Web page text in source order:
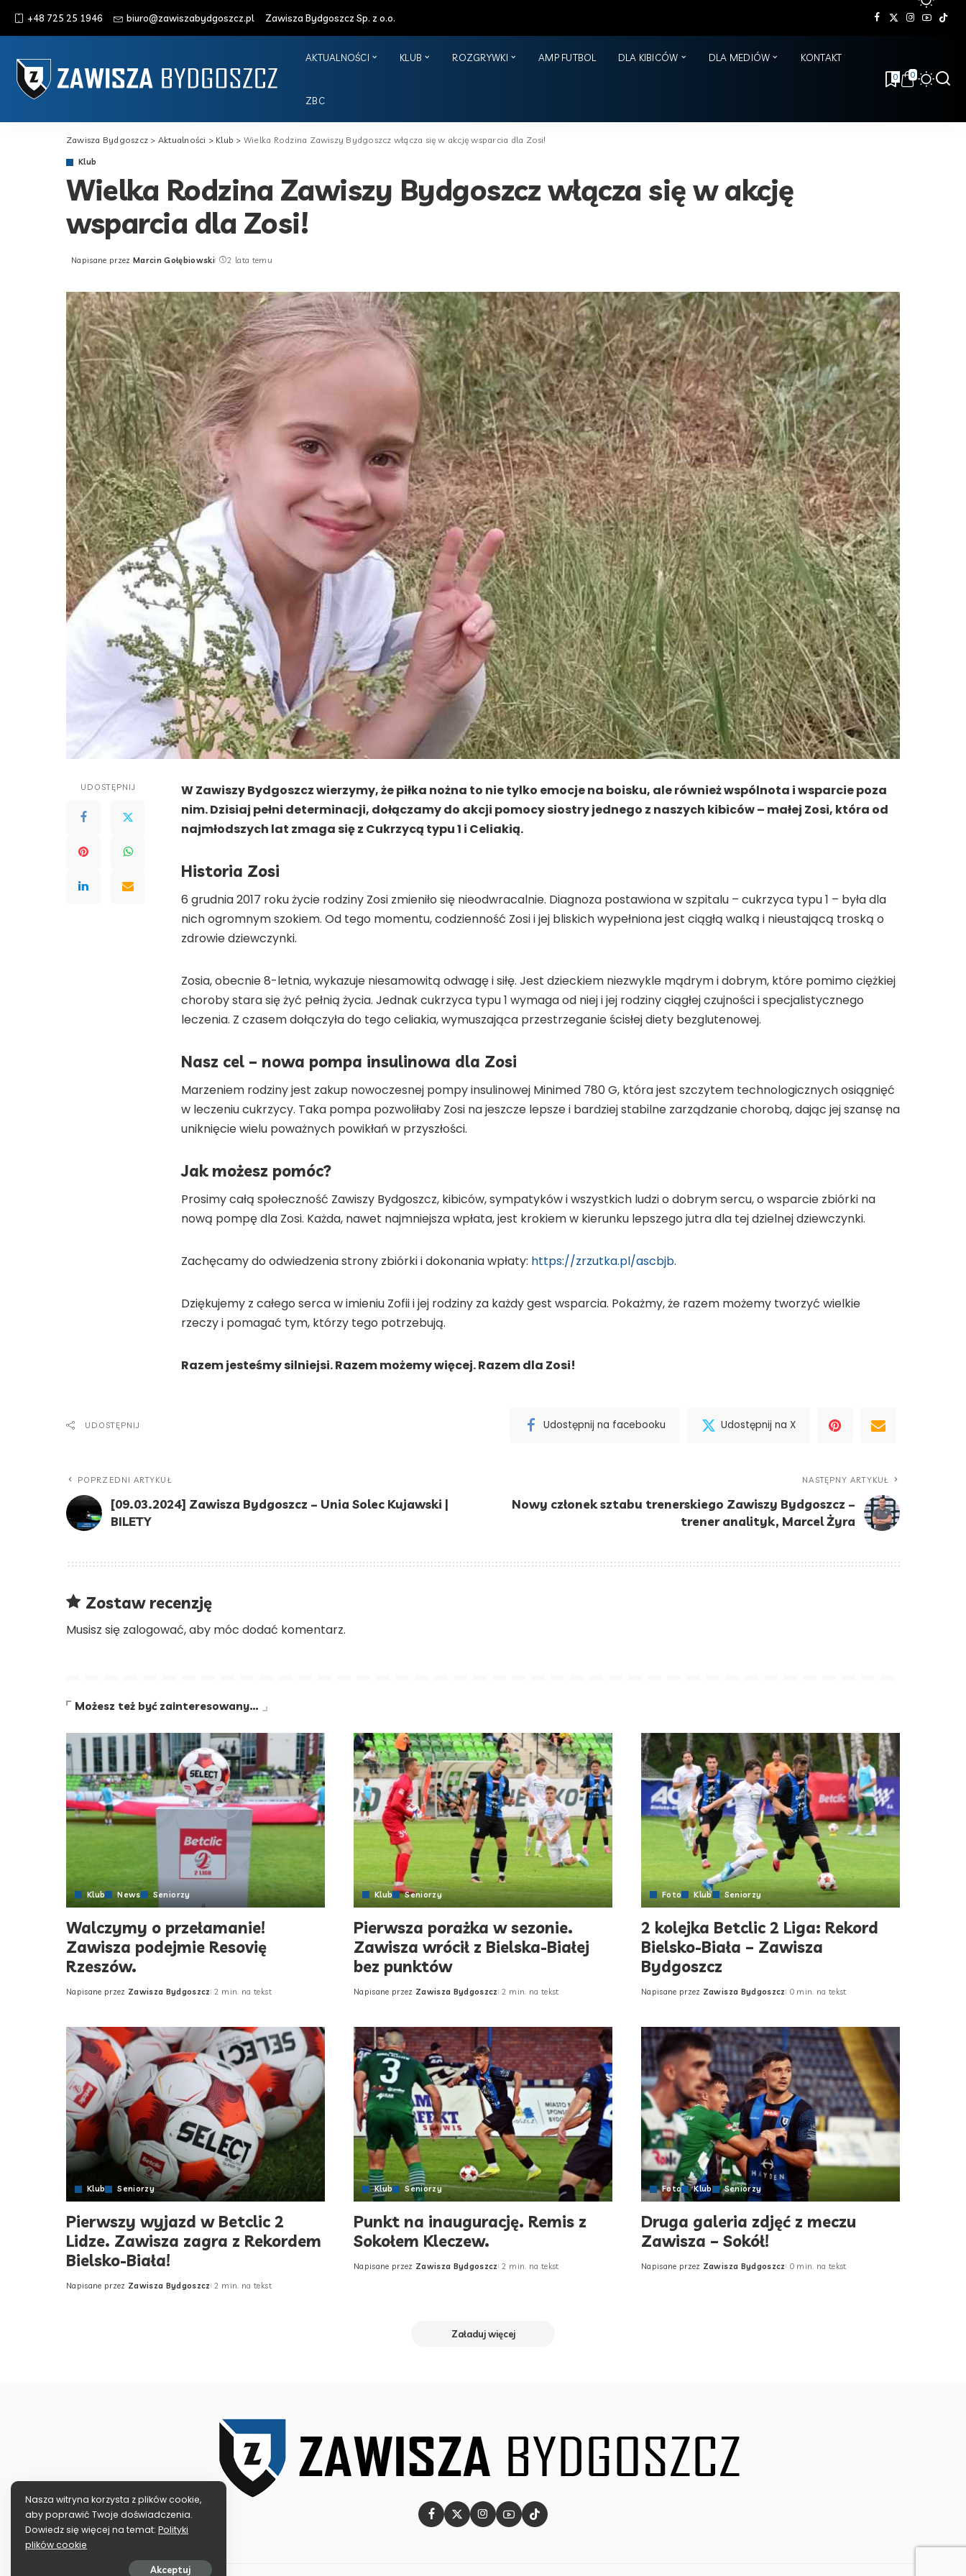
+48 725 25 1946 biuro@zawiszabydgoszcz.pl Zawisza Bydgoszcz Sp. z o.o.
AKTUALNOŚCI KLUB ROZGRYWKI AMP FUTBOL DLA KIBICÓW DLA MEDIÓW KONTAKT
ZBC
0 0
Zawisza Bydgoszcz > Aktualności > Klub > Wielka Rodzina Zawiszy Bydgoszcz włącza się w akcję wsparcia dla Zosi!
Klub
Wielka Rodzina Zawiszy Bydgoszcz włącza się w akcję
wsparcia dla Zosi!
Posted
Napisane przez Marcin Gołębiowski 2 lata temu
UDOSTĘPNIJ
W Zawiszy Bydgoszcz wierzymy, że piłka nożna to nie tylko emocje na boisku, ale również wspólnota i wsparcie poza
nim. Dzisiaj pełni determinacji, dołączamy do akcji pomocy siostry jednego z naszych kibiców – małej Zosi, która od
najmłodszych lat zmaga się z Cukrzycą typu 1 i Celiakią.
Historia Zosi
6 grudnia 2017 roku życie rodziny Zosi zmieniło się nieodwracalnie. Diagnoza postawiona w szpitalu – cukrzyca typu 1 – była dla
nich ogromnym szokiem. Od tego momentu, codzienność Zosi i jej bliskich wypełniona jest ciągłą walką i nieustającą troską o
zdrowie dziewczynki.
Zosia, obecnie 8-letnia, wykazuje niesamowitą odwagę i siłę. Jest dzieckiem niezwykle mądrym i dobrym, które pomimo ciężkiej
choroby stara się żyć pełnią życia. Jednak cukrzyca typu 1 wymaga od niej i jej rodziny ciągłej czujności i specjalistycznego
leczenia. Z czasem dołączyła do tego celiakia, wymuszająca przestrzeganie ścisłej diety bezglutenowej.
Nasz cel – nowa pompa insulinowa dla Zosi
Marzeniem rodziny jest zakup nowoczesnej pompy insulinowej Minimed 780 G, która jest szczytem technologicznych osiągnięć
w leczeniu cukrzycy. Taka pompa pozwoliłaby Zosi na jeszcze lepsze i bardziej stabilne zarządzanie chorobą, dając jej szansę na
uniknięcie wielu poważnych powikłań w przyszłości.
Jak możesz pomóc?
Prosimy całą społeczność Zawiszy Bydgoszcz, kibiców, sympatyków i wszystkich ludzi o dobrym sercu, o wsparcie zbiórki na
nową pompę dla Zosi. Każda, nawet najmniejsza wpłata, jest krokiem w kierunku lepszego jutra dla tej dzielnej dziewczynki.
Zachęcamy do odwiedzenia strony zbiórki i dokonania wpłaty: https://zrzutka.pl/ascbjb.
Dziękujemy z całego serca w imieniu Zofii i jej rodziny za każdy gest wsparcia. Pokażmy, że razem możemy tworzyć wielkie
rzeczy i pomagać tym, którzy tego potrzebują.
Razem jesteśmy silniejsi. Razem możemy więcej. Razem dla Zosi!
UDOSTĘPNIJ Udostępnij na facebooku Udostępnij na X
POPRZEDNI ARTYKUŁ
[09.03.2024] Zawisza Bydgoszcz – Unia Solec Kujawski |
BILETY
NASTĘPNY ARTYKUŁ
Nowy członek sztabu trenerskiego Zawiszy Bydgoszcz –
trener analityk, Marcel Żyra
Zostaw recenzję
Musisz się zalogować, aby móc dodać komentarz.
Możesz też być zainteresowany…
Klub News Seniorzy
Walczymy o przełamanie!
Zawisza podejmie Resovię
Rzeszów.
Posted
Napisane przez Zawisza Bydgoszcz 2 min. na tekst
Klub Seniorzy
Pierwsza porażka w sezonie.
Zawisza wrócił z Bielska-Białej
bez punktów
Posted
Napisane przez Zawisza Bydgoszcz 2 min. na tekst
Foto Klub Seniorzy
2 kolejka Betclic 2 Liga: Rekord
Bielsko-Biała – Zawisza
Bydgoszcz
Posted
Napisane przez Zawisza Bydgoszcz 0 min. na tekst
Klub Seniorzy
Pierwszy wyjazd w Betclic 2
Lidze. Zawisza zagra z Rekordem
Bielsko-Biała!
Posted
Napisane przez Zawisza Bydgoszcz 2 min. na tekst
Klub Seniorzy
Punkt na inaugurację. Remis z
Sokołem Kleczew.
Posted
Napisane przez Zawisza Bydgoszcz 2 min. na tekst
Foto Klub Seniorzy
Druga galeria zdjęć z meczu
Zawisza – Sokół!
Posted
Napisane przez Zawisza Bydgoszcz 0 min. na tekst
Załaduj więcej
Nasza witryna korzysta z plików cookie,
aby poprawić Twoje doświadczenia.
Dowiedz się więcej na temat: Polityki
plików cookie
Akceptuj